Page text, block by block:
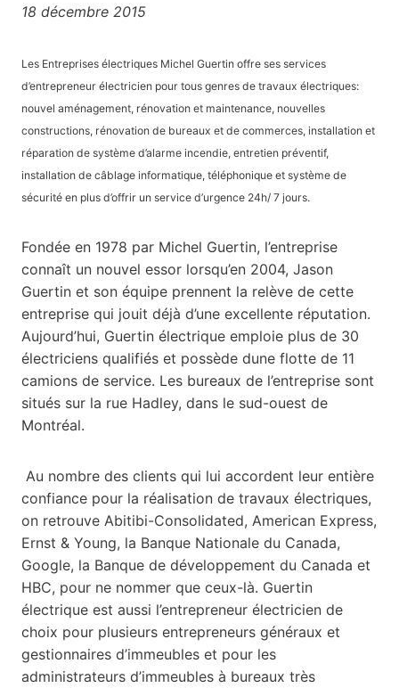
18 décembre 2015
Les Entreprises électriques Michel Guertin offre ses services
d’entrepreneur électricien pour tous genres de travaux électriques:
nouvel aménagement, rénovation et maintenance, nouvelles
constructions, rénovation de bureaux et de commerces, installation et
réparation de système d’alarme incendie, entretien préventif,
installation de câblage informatique, téléphonique et système de
sécurité en plus d’offrir un service d’urgence 24h/ 7 jours.
Fondée en 1978 par Michel Guertin, l’entreprise
connaît un nouvel essor lorsqu’en 2004, Jason
Guertin et son équipe prennent la relève de cette
entreprise qui jouit déjà d’une excellente réputation.
Aujourd’hui, Guertin électrique emploie plus de 30
électriciens qualifiés et possède dune flotte de 11
camions de service. Les bureaux de l’entreprise sont
situés sur la rue Hadley, dans le sud-ouest de
Montréal.
Au nombre des clients qui lui accordent leur entière
confiance pour la réalisation de travaux électriques,
on retrouve Abitibi-Consolidated, American Express,
Ernst & Young, la Banque Nationale du Canada,
Google, la Banque de développement du Canada et
HBC, pour ne nommer que ceux-là. Guertin
électrique est aussi l’entrepreneur électricien de
choix pour plusieurs entrepreneurs généraux et
gestionnaires d’immeubles et pour les
administrateurs d’immeubles à bureaux très